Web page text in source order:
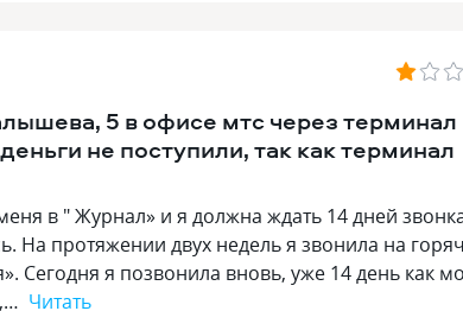
5 в офисе мтс через терминал
не поступили, так как терминал
в " Журнал» и я должна ждать 14 дней
На протяжении двух недель я звонила на
Сегодня я позвонила вновь, уже 14 день как
Читать